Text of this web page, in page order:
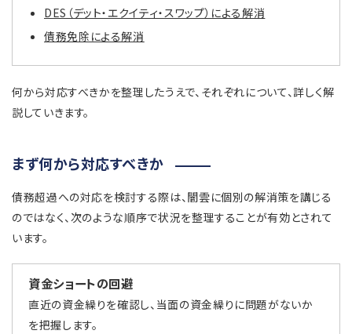
DES（デット・エクイティ・スワップ）による解消
債務免除による解消
何から対応すべきかを整理したうえで、それぞれについて、詳しく解
説していきます。
まず何から対応すべきか
債務超過への対応を検討する際は、闇雲に個別の解消策を講じる
のではなく、次のような順序で状況を整理することが有効とされて
います。
資金ショートの回避
直近の資金繰りを確認し、当面の資金繰りに問題がないか
を把握します。